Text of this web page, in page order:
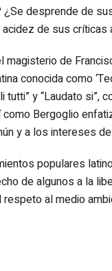
desprende de
de sus
magisterio de
conocida como
tutti” y “Laudato
Bergoglio
y a los intereses
populares
de algunos a la
al medio